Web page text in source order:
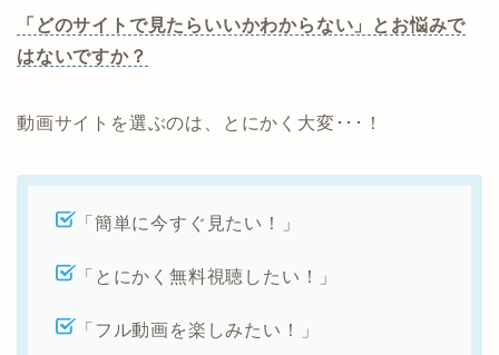
「どのサイトで見たらいいかわからない」とお悩みで
はないですか？
動画サイトを選ぶのは、とにかく大変･･･！
「簡単に今すぐ見たい！」
「とにかく無料視聴したい！」
「フル動画を楽しみたい！」